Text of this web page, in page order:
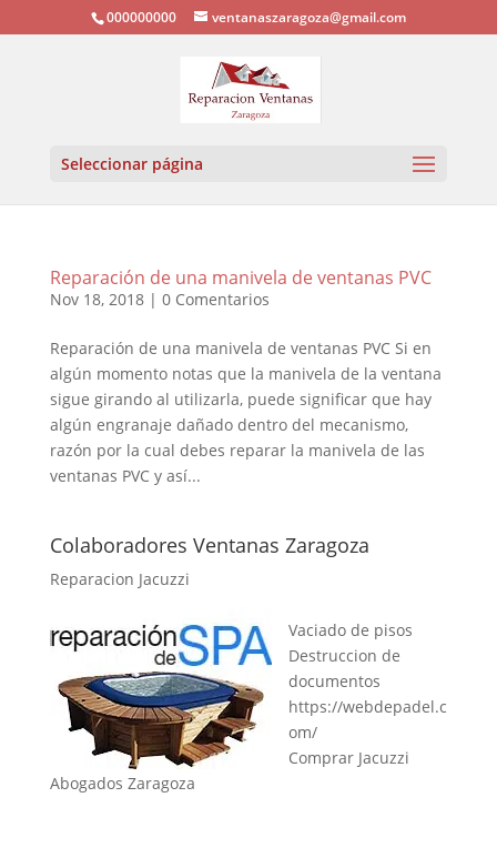
000000000 ventanaszaragoza@gmail.com
Seleccionar página
Reparación de una manivela de ventanas PVC
Nov 18, 2018| 0 Comentarios
Reparación de una manivela de ventanas PVC Si en
algún momento notas que la manivela de la ventana
sigue girando al utilizarla, puede significar que hay
algún engranaje dañado dentro del mecanismo,
razón por la cual debes reparar la manivela de las
ventanas PVC y así...
Colaboradores Ventanas Zaragoza
Reparacion Jacuzzi
Vaciado de pisos
Destruccion de
documentos
https://webdepadel.c
om/
Comprar Jacuzzi
Abogados Zaragoza